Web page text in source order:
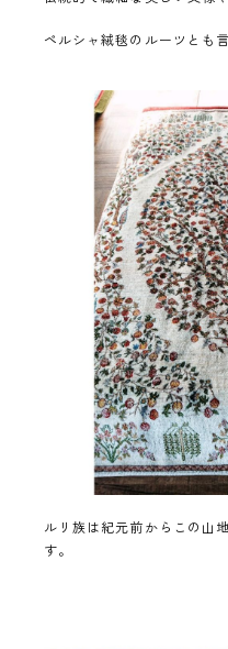
ペルシャ絨毯のルーツとも
ルリ族は紀元前からこの山
す。